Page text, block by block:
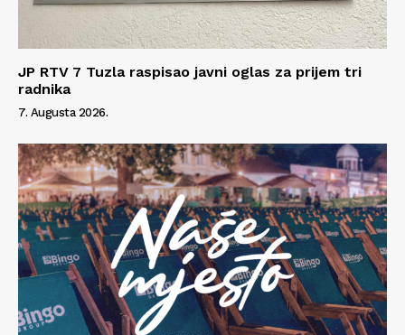
JP RTV 7 Tuzla raspisao javni oglas za prijem tri
radnika
7. Augusta 2026.